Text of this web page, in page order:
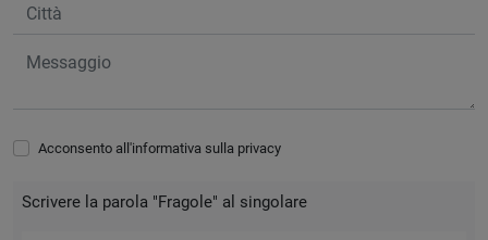
Acconsento all'informativa sulla privacy
Scrivere la parola "Fragole" al singolare